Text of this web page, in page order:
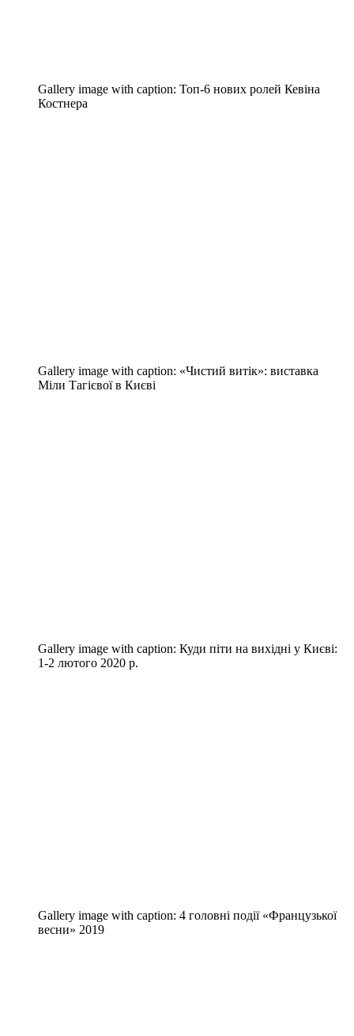
Gallery image with caption: Топ-6 нових ролей Кевіна
Костнера
Gallery image with caption: «Чистий витік»: виставка
Міли Тагієвої в Києві
Gallery image with caption: Куди піти на вихідні у Києві:
1-2 лютого 2020 р.
Gallery image with caption: 4 головні події «Французької
весни» 2019